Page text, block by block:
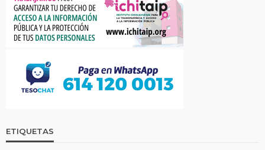
ETIQUETAS